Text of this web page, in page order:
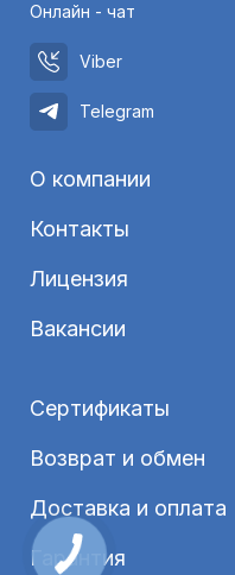
Онлайн - чат
Viber
Telegram
О компании
Контакты
Лицензия
Вакансии
Сертификаты
Возврат и обмен
Доставка и оплата
Гарантия